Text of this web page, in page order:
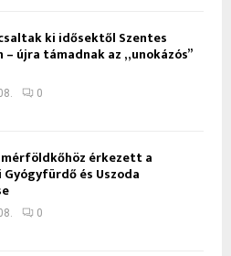
ki idősektől Szentes
– újra támadnak az „unokázós”
0
érkezett a
Gyógyfürdő és Uszoda
0